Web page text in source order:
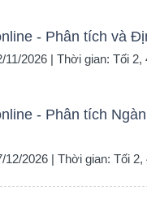
- Phân tích và
11/2026 | Thời gian: Tối 2,
- Phân tích
12/2026 | Thời gian: Tối 2,